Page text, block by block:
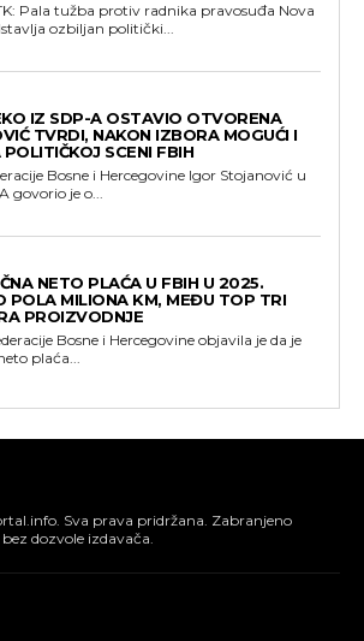
Pala tužba protiv radnika pravosuđa Nova
ozbiljan politički...
IZ SDP-A OSTAVIO OTVORENA
TVRDI, NAKON IZBORA MOGUĆI I
SCENI FBIH
Bosne i Hercegovine Igor Stojanović u
govorio je o...
NETO PLAĆA U FBIH U 2025.
POLA MILIONA KM, MEĐU TOP TRI
PROIZVODNJE
Bosne i Hercegovine objavila je da je
plaća...
Sva prava pridržana. Zabranjeno
dozvole izdavača.